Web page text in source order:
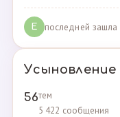
Е последней зашла
Усыновление
56тем
5 422 сообщения